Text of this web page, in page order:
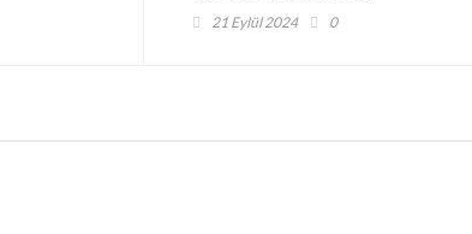
21 Eylül 2024 0
şampiyonluk programı
10 Mayıs 2025
Ankara Barosu
Mustafa Köroğlu
kaç yaşında?
14 Ekim 2024